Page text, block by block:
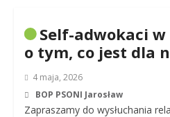
Self-adwokaci w
o tym, co jest dla
4 maja, 2026
BOP PSONI Jarosław
Zapraszamy do wysłuchania